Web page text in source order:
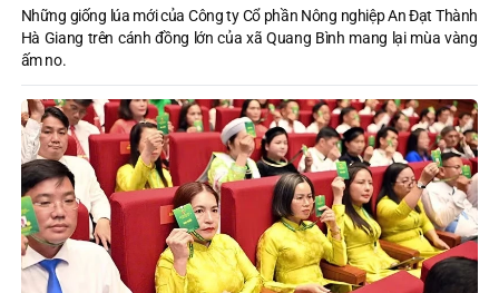
Những giống lúa mới của Công ty Cổ phần Nông nghiệp An Đạt Thành
Hà Giang trên cánh đồng lớn của xã Quang Bình mang lại mùa vàng
ấm no.